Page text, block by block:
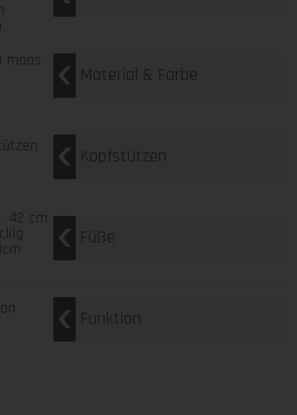
moos
Material & Farbe
Kopfstützen
42 cm
Füße
Funktion